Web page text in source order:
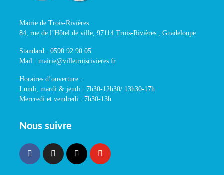
Mairie de Trois-Rivières
84, rue de l’Hôtel de ville, 97114 Trois-Rivières , Guadeloupe
Standard : 0590 92 90 05
Mail : mairie@villetroisrivieres.fr
Horaires d’ouverture :
Lundi, mardi & jeudi : 7h30-12h30/ 13h30-17h
Mercredi et vendredi : 7h30-13h
Nous suivre